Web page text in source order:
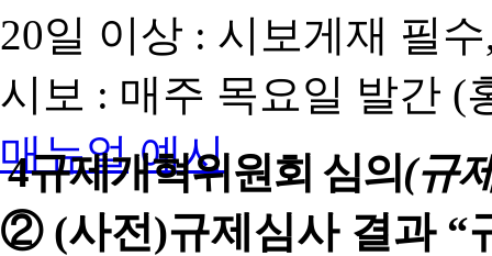
20일 이상 : 시보게재 필
시보 : 매주 목요일 발간 (
매뉴얼 예시
4규제개혁위원회 심의(규
② (사전)규제심사 결과 “